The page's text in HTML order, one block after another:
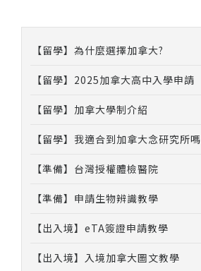
【留學】為什麼選擇加拿大?
【留學】2025加拿大高中入學申請
【留學】加拿大學制介紹
【留學】我適合到加拿大念研究所嗎
【準備】台灣授權體檢醫院
【準備】申請生物辨識教學
【出入境】eTA簽證申請教學
【出入境】入境加拿大圖文教學